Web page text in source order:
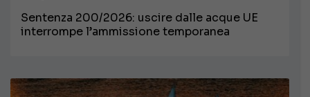
Sentenza 200/2026: uscire dalle acque UE
interrompe l’ammissione temporanea